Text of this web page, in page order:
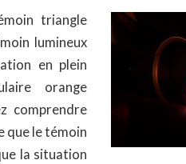
triangle
lumineux
en plein
orange
comprendre
que le témoin
la situation